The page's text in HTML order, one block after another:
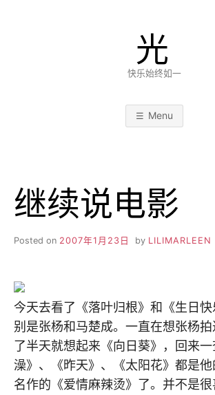
光
快乐始终如一
Menu
继续说电影
Posted on 2007年1月23日 by LILIMARLEEN
今天去看了《落叶归根》和《生日
别是张杨和马楚成。一直在想张杨
了半天就想起来《向日葵》，回来
澡》、《昨天》、《太阳花》都是
名作的《爱情麻辣烫》了。并不是